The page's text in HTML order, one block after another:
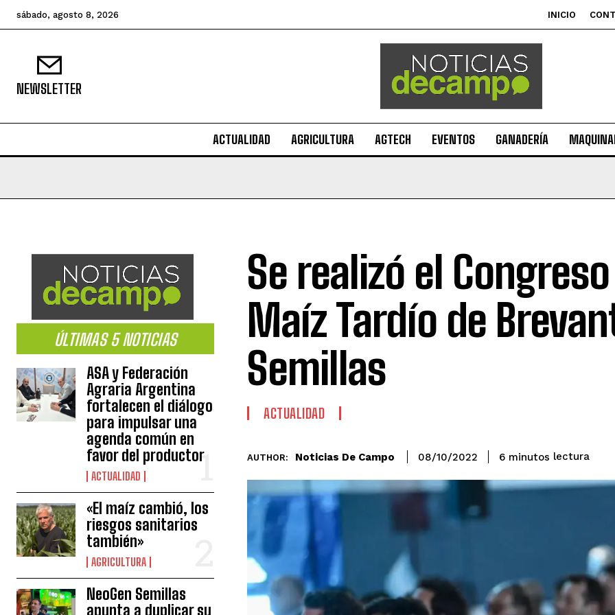
sábado, agosto 8, 2026 INICIO
NEWSLETTER
ACTUALIDAD AGRICULTURA AGTECH EVENTOS GANADERÍA
ÚLTIMAS 5 NOTICIAS
ASA y Federación
Agraria Argentina
fortalecen el diálogo
para impulsar una
agenda común en
favor del productor
ACTUALIDAD
«El maíz cambió, los
riesgos sanitarios
también»
AGRICULTURA
NeoGen Semillas
apunta a duplicar su
Se realizó el
Maíz Tardío de
Semillas
ACTUALIDAD
AUTHOR: Noticias De Campo 08/10/2022 6 minutos lectura